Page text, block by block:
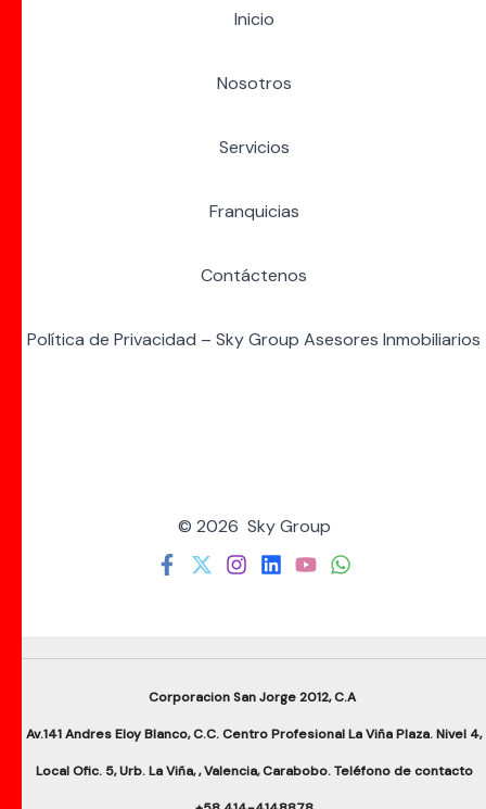
Inicio
Nosotros
Servicios
Franquicias
Contáctenos
Política de Privacidad – Sky Group Asesores Inmobiliarios
© 2026 Sky Group
Corporacion San Jorge 2012, C.A
Av.141 Andres Eloy Blanco, C.C. Centro Profesional La Viña Plaza. Nivel 4,
Local Ofic. 5, Urb. La Viña, , Valencia, Carabobo. Teléfono de contacto